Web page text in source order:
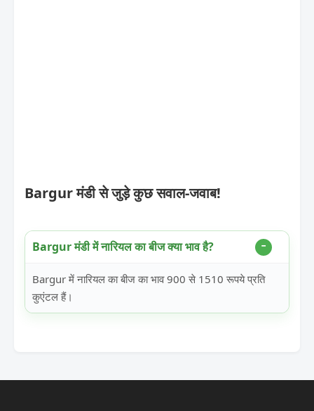
Bargur मंडी से जुड़े कुछ सवाल-जवाब!
Bargur मंडी में नारियल का बीज क्या भाव है?
Bargur में नारियल का बीज का भाव 900 से 1510 रूपये प्रति
कुएंटल हैं।